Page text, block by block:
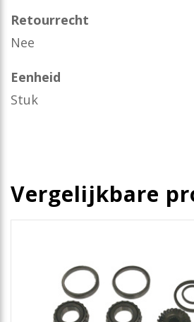
Retourrecht
Nee
Eenheid
Stuk
Vergelijkbare